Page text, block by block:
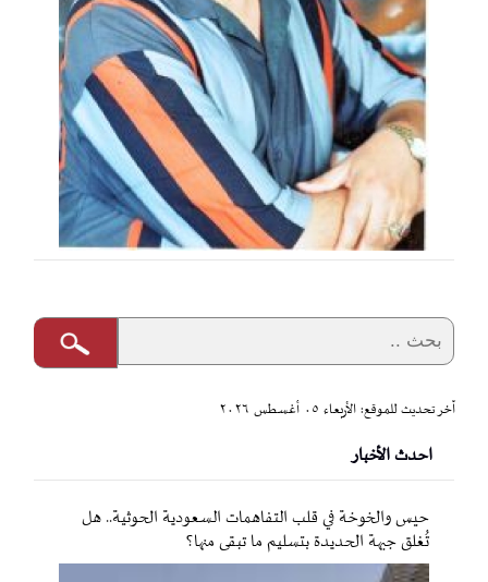
آخر تحديث للموقع: الأربعاء ٠٥ أغسطس ٢٠٢٦
احدث الأخبار
حيس والخوخة في قلب التفاهمات السعودية الحوثية.. هل
تُغلق جبهة الحديدة بتسليم ما تبقى منها؟